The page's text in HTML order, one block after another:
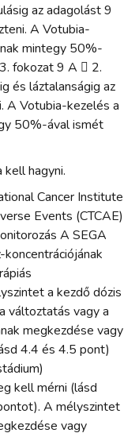
az adagolást 9
A Votubia-
mintegy 50%-
fokozat 9 A  2.
és láztalanságig az
A Votubia-kezelés a
50%-ával ismét
hagyni.
Cancer Institute
Events (CTCAE)
A SEGA
a kezdő dózis
változtatás vagy a
megkezdése vagy
4.4 és 4.5 pont)
kell mérni (lásd
A mélyszintet
vagy